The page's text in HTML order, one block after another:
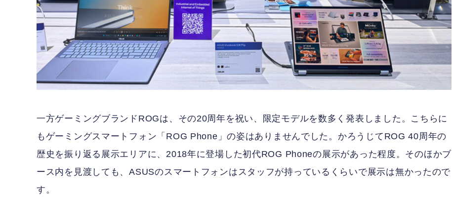
一方ゲーミングブランドROGは、その20周年を祝い、限定モデルを数多く発表しました。こちらに
もゲーミングスマートフォン「ROG Phone」の姿はありませんでした。かろうじてROG 40周年の
歴史を振り返る展示エリアに、2018年に登場した初代ROG Phoneの展示があった程度。そのほかブ
ース内を見渡しても、ASUSのスマートフォンはスタッフが持っているくらいで展示は無かったので
す。